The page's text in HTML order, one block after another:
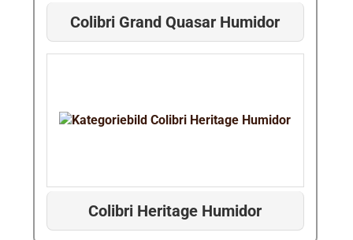
Colibri Grand Quasar Humidor
Colibri Heritage Humidor